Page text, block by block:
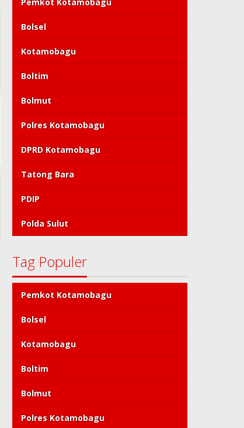
Bolsel
Kotamobagu
Boltim
Bolmut
Polres Kotamobagu
DPRD Kotamobagu
Tatong Bara
PDIP
Polda Sulut
Tag Populer
Pemkot Kotamobagu
Bolsel
Kotamobagu
Boltim
Bolmut
Polres Kotamobagu